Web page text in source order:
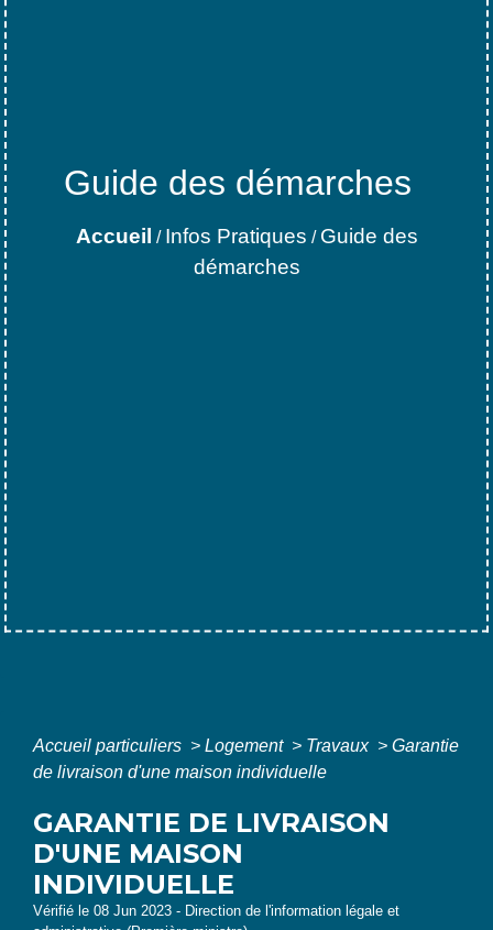
Guide des démarches
Accueil / Infos Pratiques / Guide des
démarches
Accueil particuliers > Logement > Travaux > Garantie
de livraison d'une maison individuelle
GARANTIE DE LIVRAISON
D'UNE MAISON
INDIVIDUELLE
Vérifié le 08 Jun 2023 - Direction de l'information légale et